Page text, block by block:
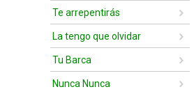
Te arrepentirás
La tengo que olvidar
Tu Barca
Nunca Nunca